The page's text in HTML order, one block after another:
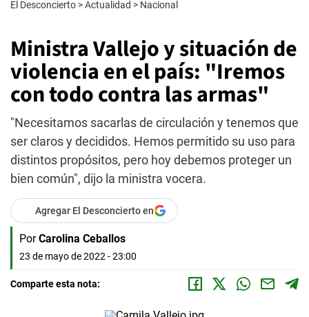
El Desconcierto >Actualidad > Nacional
Ministra Vallejo y situación de
violencia en el país: "Iremos
con todo contra las armas"
"Necesitamos sacarlas de circulación y tenemos que
ser claros y decididos. Hemos permitido su uso para
distintos propósitos, pero hoy debemos proteger un
bien común", dijo la ministra vocera.
Agregar El Desconcierto en
Por Carolina Ceballos
23 de mayo de 2022 - 23:00
Comparte esta nota: